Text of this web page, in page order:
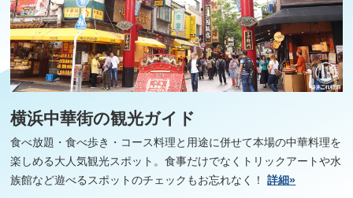
横浜中華街の観光ガイド
食べ放題・食べ歩き・コース料理と用途に併せて本場の中華料理を
楽しめる大人気観光スポット。食事だけでなくトリックアートや水
族館など遊べるスポットのチェックもお忘れなく！詳細»